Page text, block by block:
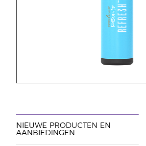
NIEUWE PRODUCTEN EN
AANBIEDINGEN